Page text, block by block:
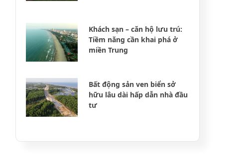
Khách sạn – căn hộ lưu trú:
Tiềm năng cần khai phá ở
miền Trung
Bất động sản ven biển sở
hữu lâu dài hấp dẫn nhà đầu
tư